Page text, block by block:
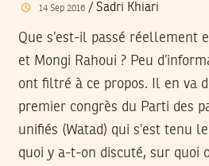
14 Sep 2016/ Sadri Khiari
Que s’est-il passé réellement
et Mongi Rahoui ? Peu
ont filtré à ce propos. Il en va
premier congrès du Parti des
unifiés (Watad) qui s’est tenu
quoi y a-t-on discuté, sur quoi